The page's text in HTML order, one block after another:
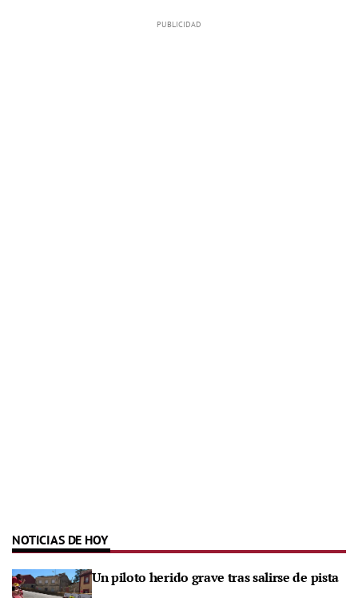
NOTICIAS DE HOY
Un piloto herido grave tras salirse de pista